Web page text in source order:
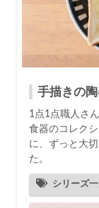
手描きの
1点1点職人さ
食器のコレク
に、ずっと大
た。
シリーズ